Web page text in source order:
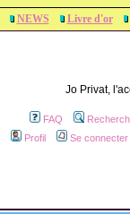
NEWS Livre d'or
Jo Privat,
FAQ
Profil
Se